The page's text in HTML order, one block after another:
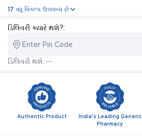
17 વધુ વિકલ્પ ઉપલબ્ધ છે
ડિલિવરી ક્યારે થશે?:
Enter Pin Code
ડિલિવરી થશે: --
Authentic Product
India's Leading Generic
Pharmacy